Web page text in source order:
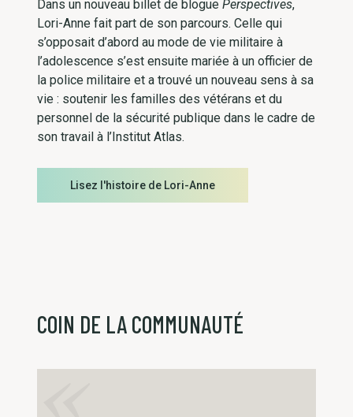
Dans un nouveau billet de blogue Perspectives,
Lori-Anne fait part de son parcours. Celle qui
s’opposait d’abord au mode de vie militaire à
l’adolescence s’est ensuite mariée à un officier de
la police militaire et a trouvé un nouveau sens à sa
vie : soutenir les familles des vétérans et du
personnel de la sécurité publique dans le cadre de
son travail à l’Institut Atlas.
Lisez l'histoire de Lori-Anne
COIN DE LA COMMUNAUTÉ